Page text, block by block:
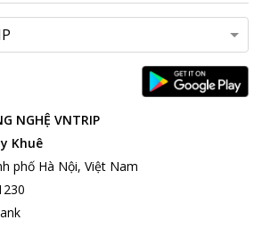
NGHỆ VNTRIP
Khuê
phố Hà Nội, Việt Nam